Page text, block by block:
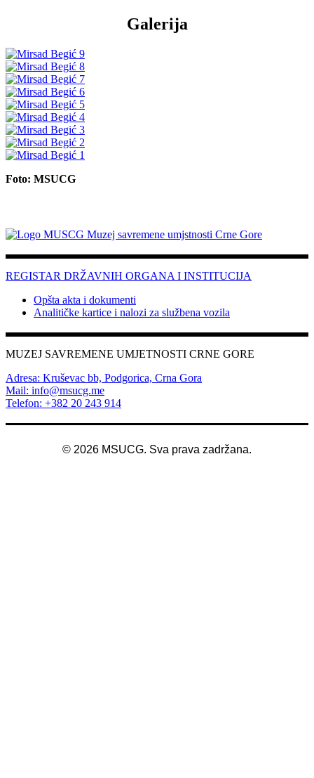
Galerija
Foto: MSUCG
REGISTAR DRŽAVNIH ORGANA I INSTITUCIJA
Opšta akta i dokumenti
Analitičke kartice i nalozi za službena vozila
MUZEJ SAVREMENE UMJETNOSTI CRNE GORE
Adresa: Kruševac bb, Podgorica, Crna Gora
Mail: info@msucg.me
Telefon: +382 20 243 914
© 2026 MSUCG. Sva prava zadržana.